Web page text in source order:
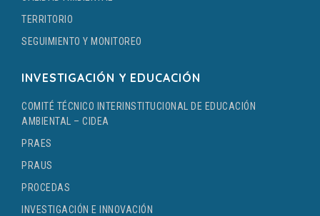
TERRITORIO
SEGUIMIENTO Y MONITOREO
INVESTIGACIÓN Y EDUCACIÓN
COMITÉ TÉCNICO INTERINSTITUCIONAL DE EDUCACIÓN
AMBIENTAL – CIDEA
PRAES
PRAUS
PROCEDAS
INVESTIGACIÓN E INNOVACIÓN